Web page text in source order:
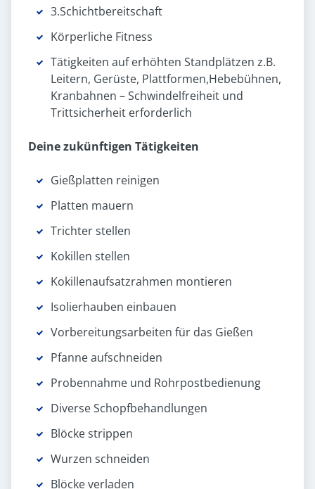
3.Schichtbereitschaft
Körperliche Fitness
Tätigkeiten auf erhöhten Standplätzen z.B.
Leitern, Gerüste, Plattformen,Hebebühnen,
Kranbahnen – Schwindelfreiheit und
Trittsicherheit erforderlich
Deine zukünftigen Tätigkeiten
Gießplatten reinigen
Platten mauern
Trichter stellen
Kokillen stellen
Kokillenaufsatzrahmen montieren
Isolierhauben einbauen
Vorbereitungsarbeiten für das Gießen
Pfanne aufschneiden
Probennahme und Rohrpostbedienung
Diverse Schopfbehandlungen
Blöcke strippen
Wurzen schneiden
Blöcke verladen